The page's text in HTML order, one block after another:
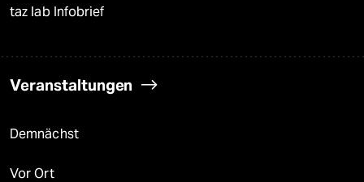
taz lab Infobrief
Veranstaltungen
Demnächst
Vor Ort